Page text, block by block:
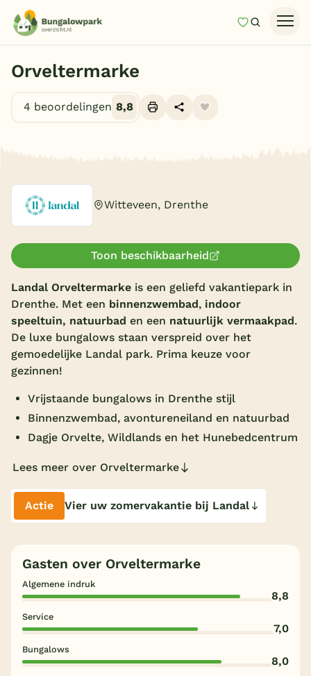
MijnZoeken
Last minutes
Top 12 aanbiedingen
Vakantiepark keuzehulp
Vakantieparken
Subtropisch zwembad
Overdekt zwembad
Wildwaterbaan
Alle populaire faciliteiten
Keuzehulp
Texel
Limburg
Orveltermarke
4 beoordelingen 8,8
Witteveen, Drenthe
Toon beschikbaarheid
Landal Orveltermarke is een geliefd vakantiepark in
Drenthe. Met een binnenzwembad, indoor
speeltuin, natuurbad en een natuurlijk vermaakpad.
De luxe bungalows staan verspreid over het
gemoedelijke Landal park. Prima keuze voor
gezinnen!
Vrijstaande bungalows in Drenthe stijl
Binnenzwembad, avontureneiland en natuurbad
Dagje Orvelte, Wildlands en het Hunebedcentrum
Lees meer over Orveltermarke
Actie Vier uw zomervakantie bij Landal
Gasten over Orveltermarke
Algemene indruk
8,8
Service
7,0
Bungalows
8,0